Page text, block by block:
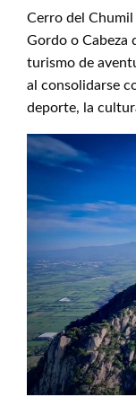
Cerro del
Gordo o Cabeza
turismo de
al consolidarse
deporte, la